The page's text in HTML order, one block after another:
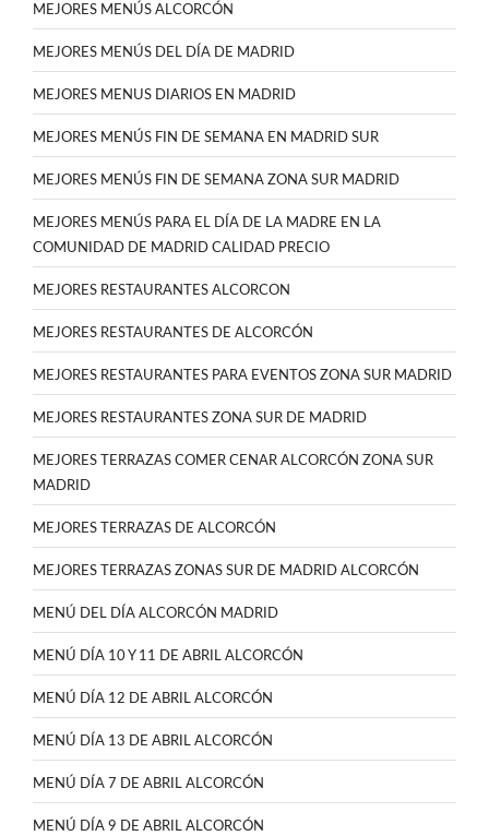
MEJORES MENÚS ALCORCÓN
MEJORES MENÚS DEL DÍA DE MADRID
MEJORES MENUS DIARIOS EN MADRID
MEJORES MENÚS FIN DE SEMANA EN MADRID SUR
MEJORES MENÚS FIN DE SEMANA ZONA SUR MADRID
MEJORES MENÚS PARA EL DÍA DE LA MADRE EN LA
COMUNIDAD DE MADRID CALIDAD PRECIO
MEJORES RESTAURANTES ALCORCON
MEJORES RESTAURANTES DE ALCORCÓN
MEJORES RESTAURANTES PARA EVENTOS ZONA SUR MADRID
MEJORES RESTAURANTES ZONA SUR DE MADRID
MEJORES TERRAZAS COMER CENAR ALCORCÓN ZONA SUR
MADRID
MEJORES TERRAZAS DE ALCORCÓN
MEJORES TERRAZAS ZONAS SUR DE MADRID ALCORCÓN
MENÚ DEL DÍA ALCORCÓN MADRID
MENÚ DÍA 10 Y 11 DE ABRIL ALCORCÓN
MENÚ DÍA 12 DE ABRIL ALCORCÓN
MENÚ DÍA 13 DE ABRIL ALCORCÓN
MENÚ DÍA 7 DE ABRIL ALCORCÓN
MENÚ DÍA 9 DE ABRIL ALCORCÓN